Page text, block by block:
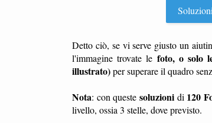
Detto ciò, se vi serve giusto un
l'immagine trovate le foto, o solo
illustrato)per superare il quadro
Nota: con queste soluzionidi 120
livello, ossia 3 stelle, dove previsto.